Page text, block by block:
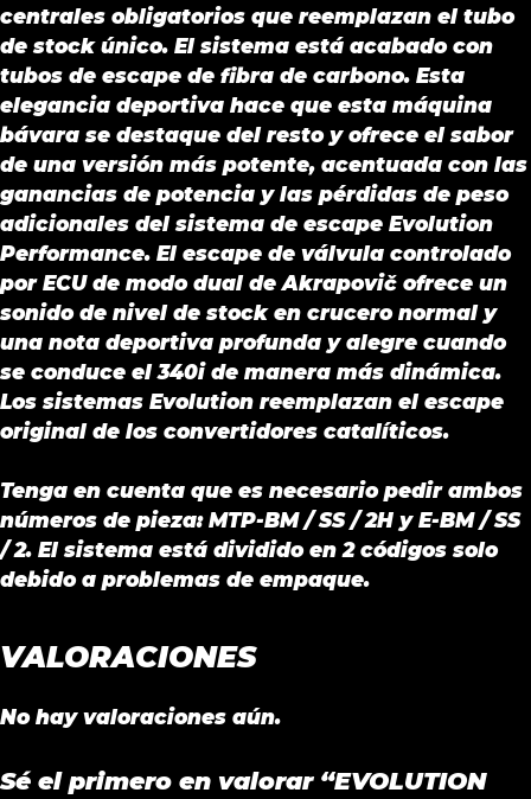
centrales obligatorios que reemplazan el tubo
de stock único. El sistema está acabado con
tubos de escape de fibra de carbono. Esta
elegancia deportiva hace que esta máquina
bávara se destaque del resto y ofrece el sabor
de una versión más potente, acentuada con las
ganancias de potencia y las pérdidas de peso
adicionales del sistema de escape Evolution
Performance. El escape de válvula controlado
por ECU de modo dual de Akrapovič ofrece un
sonido de nivel de stock en crucero normal y
una nota deportiva profunda y alegre cuando
se conduce el 340i de manera más dinámica.
Los sistemas Evolution reemplazan el escape
original de los convertidores catalíticos.
Tenga en cuenta que es necesario pedir ambos
números de pieza: MTP-BM / SS / 2H y E-BM / SS
/ 2. El sistema está dividido en 2 códigos solo
debido a problemas de empaque.
VALORACIONES
No hay valoraciones aún.
Sé el primero en valorar “EVOLUTION